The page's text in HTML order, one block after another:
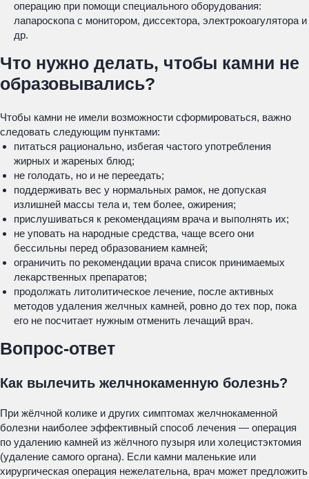
операцию при помощи специального оборудования:
лапароскопа с монитором, диссектора, электрокоагулятора и
др.
Что нужно делать, чтобы камни не
образовывались?
Чтобы камни не имели возможности сформироваться, важно
следовать следующим пунктами:
питаться рационально, избегая частого употребления
жирных и жареных блюд;
не голодать, но и не переедать;
поддерживать вес у нормальных рамок, не допуская
излишней массы тела и, тем более, ожирения;
прислушиваться к рекомендациям врача и выполнять их;
не уповать на народные средства, чаще всего они
бессильны перед образованием камней;
ограничить по рекомендации врача список принимаемых
лекарственных препаратов;
продолжать литолитическое лечение, после активных
методов удаления желчных камней, ровно до тех пор, пока
его не посчитает нужным отменить лечащий врач.
Вопрос-ответ
Как вылечить желчнокаменную болезнь?
При жёлчной колике и других симптомах желчнокаменной
болезни наиболее эффективный способ лечения — операция
по удалению камней из жёлчного пузыря или холецистэктомия
(удаление самого органа). Если камни маленькие или
хирургическая операция нежелательна, врач может предложить